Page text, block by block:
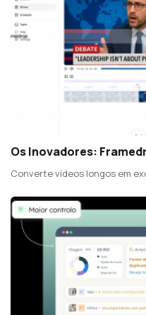
Os Inovadores:
Converte vídeos longos em